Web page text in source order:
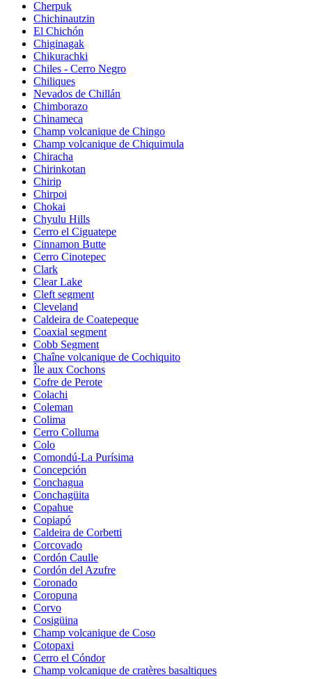
Cherpuk
Chichinautzin
El Chichón
Chiginagak
Chikurachki
Chiles - Cerro Negro
Chiliques
Nevados de Chillán
Chimborazo
Chinameca
Champ volcanique de Chingo
Champ volcanique de Chiquimula
Chiracha
Chirinkotan
Chirip
Chirpoi
Chokai
Chyulu Hills
Cerro el Ciguatepe
Cinnamon Butte
Cerro Cinotepec
Clark
Clear Lake
Cleft segment
Cleveland
Caldeira de Coatepeque
Coaxial segment
Cobb Segment
Chaîne volcanique de Cochiquito
Île aux Cochons
Cofre de Perote
Colachi
Coleman
Colima
Cerro Colluma
Colo
Comondú-La Purísima
Concepción
Conchagua
Conchagüita
Copahue
Copiapó
Caldeira de Corbetti
Corcovado
Cordón Caulle
Cordón del Azufre
Coronado
Coropuna
Corvo
Cosigüina
Champ volcanique de Coso
Cotopaxi
Cerro el Cóndor
Champ volcanique de cratères basaltiques